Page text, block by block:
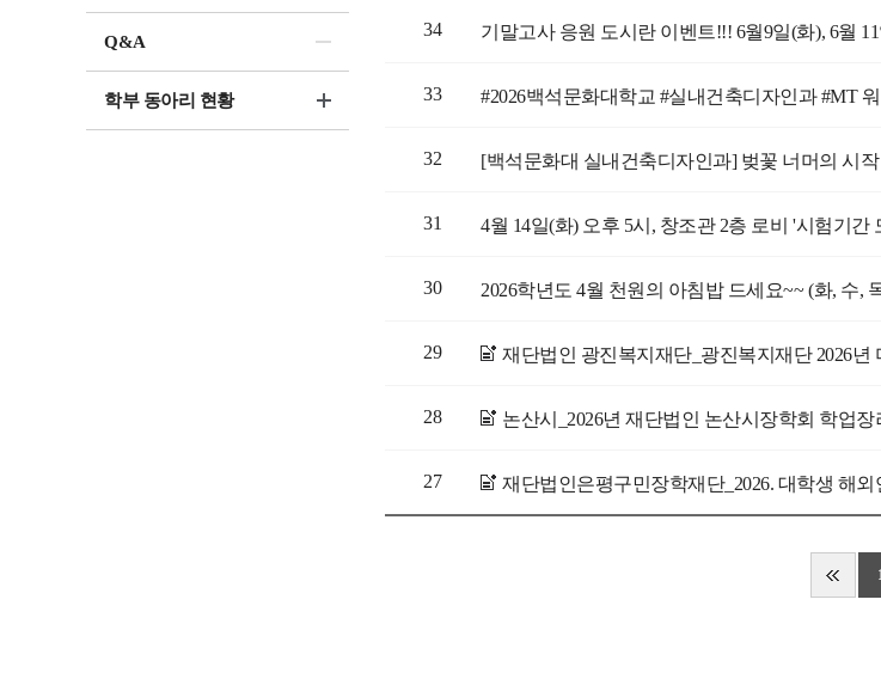
Q&A
학부 동아리 현황
34 기말고사 응원 도시란 이벤트!!! 6월9일(화), 6월
33 #2026백석문화대학교 #실내건축디자인과 #MT
32
31 4월 14일(화) 오후 5시, 창조관 2층 로비 '시험기간
30 2026학년도 4월 천원의 아침밥 드세요~~ (화, 수,
29 재단법인 광진복지재단_광진복지재단 2026년
28 논산시_2026년 재단법인 논산시장학회 학업
27 재단법인은평구민장학재단_2026. 대학생 해